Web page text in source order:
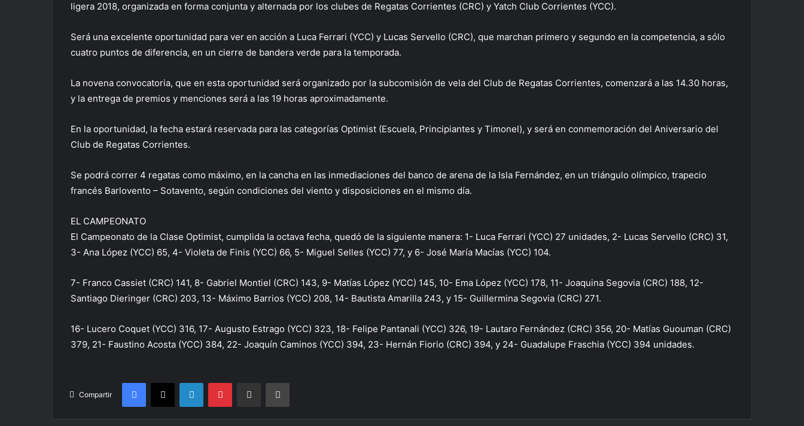
ligera 2018, organizada en forma conjunta y alternada por los clubes de Regatas Corrientes (CRC) y Yatch Club Corrientes (YCC).
Será una excelente oportunidad para ver en acción a Luca Ferrari (YCC) y Lucas Servello (CRC), que marchan primero y segundo en la competencia, a sólo
cuatro puntos de diferencia, en un cierre de bandera verde para la temporada.
La novena convocatoria, que en esta oportunidad será organizado por la subcomisión de vela del Club de Regatas Corrientes, comenzará a las 14.30 horas,
y la entrega de premios y menciones será a las 19 horas aproximadamente.
En la oportunidad, la fecha estará reservada para las categorías Optimist (Escuela, Principiantes y Timonel), y será en conmemoración del Aniversario del
Club de Regatas Corrientes.
Se podrá correr 4 regatas como máximo, en la cancha en las inmediaciones del banco de arena de la Isla Fernández, en un triángulo olímpico, trapecio
francés Barlovento – Sotavento, según condiciones del viento y disposiciones en el mismo día.
EL CAMPEONATO
El Campeonato de la Clase Optimist, cumplida la octava fecha, quedó de la siguiente manera: 1- Luca Ferrari (YCC) 27 unidades, 2- Lucas Servello (CRC) 31,
3- Ana López (YCC) 65, 4- Violeta de Finis (YCC) 66, 5- Miguel Selles (YCC) 77, y 6- José María Macías (YCC) 104.
7- Franco Cassiet (CRC) 141, 8- Gabriel Montiel (CRC) 143, 9- Matías López (YCC) 145, 10- Ema López (YCC) 178, 11- Joaquina Segovia (CRC) 188, 12-
Santiago Dieringer (CRC) 203, 13- Máximo Barrios (YCC) 208, 14- Bautista Amarilla 243, y 15- Guillermina Segovia (CRC) 271.
16- Lucero Coquet (YCC) 316, 17- Augusto Estrago (YCC) 323, 18- Felipe Pantanali (YCC) 326, 19- Lautaro Fernández (CRC) 356, 20- Matías Guouman (CRC)
379, 21- Faustino Acosta (YCC) 384, 22- Joaquín Caminos (YCC) 394, 23- Hernán Fiorio (CRC) 394, y 24- Guadalupe Fraschia (YCC) 394 unidades.
Compartir
Facebook
X LinkedInPinterest Compartir vía correo electrónicoImprimir